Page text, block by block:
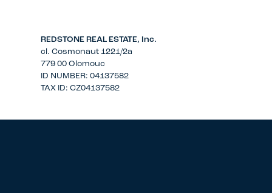
REDSTONE REAL ESTATE, Inc.
cl. Cosmonaut 1221/2a
779 00 Olomouc
ID NUMBER: 04137582
TAX ID: CZ04137582